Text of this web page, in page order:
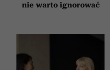
nie warto ignorować